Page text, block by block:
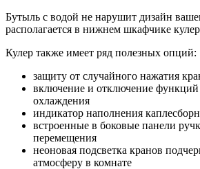
Бутыль с водой не нарушит дизайн
располагается в нижнем шкафчике
Кулер также имеет ряд полезных опций:
защиту от случайного нажатия
включение и отключение функций
охлаждения
индикатор наполнения
встроенные в боковые панели
перемещения
неоновая подсветка кранов
атмосферу в комнате